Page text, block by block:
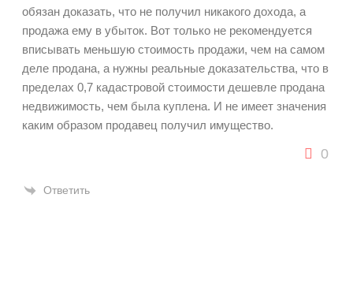
обязан доказать, что не получил никакого дохода, а
продажа ему в убыток. Вот только не рекомендуется
вписывать меньшую стоимость продажи, чем на самом
деле продана, а нужны реальные доказательства, что в
пределах 0,7 кадастровой стоимости дешевле продана
недвижимость, чем была куплена. И не имеет значения
каким образом продавец получил имущество.
0
Ответить